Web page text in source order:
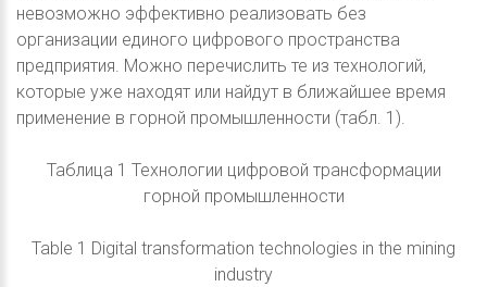
невозможно эффективно реализовать без
организации единого цифрового пространства
предприятия. Можно перечислить те из технологий,
которые уже находят или найдут в ближайшее время
применение в горной промышленности (табл. 1).
Таблица 1 Технологии цифровой трансформации
горной промышленности
Table 1 Digital transformation technologies in the mining
industry